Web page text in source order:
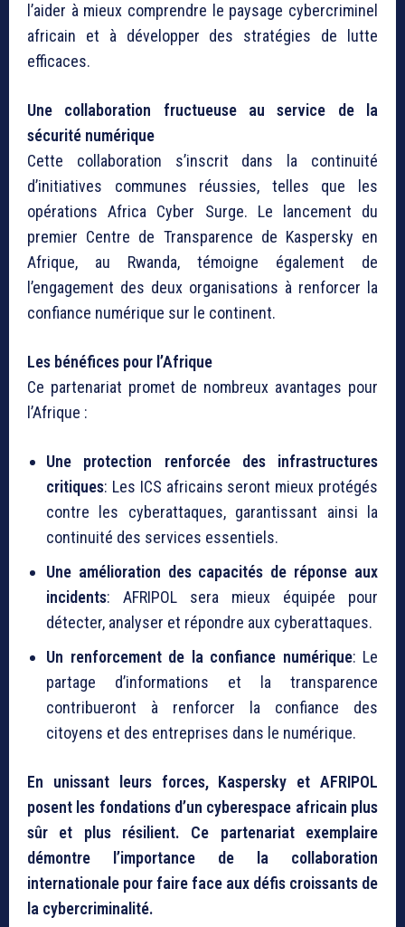
l’aider à mieux comprendre le paysage cybercriminel
africain et à développer des stratégies de lutte
efficaces.
Une collaboration fructueuse au service de la
sécurité numérique
Cette collaboration s’inscrit dans la continuité
d’initiatives communes réussies, telles que les
opérations Africa Cyber Surge. Le lancement du
premier Centre de Transparence de Kaspersky en
Afrique, au Rwanda, témoigne également de
l’engagement des deux organisations à renforcer la
confiance numérique sur le continent.
Les bénéfices pour l’Afrique
Ce partenariat promet de nombreux avantages pour
l’Afrique :
Une protection renforcée des infrastructures
critiques: Les ICS africains seront mieux protégés
contre les cyberattaques, garantissant ainsi la
continuité des services essentiels.
Une amélioration des capacités de réponse aux
incidents: AFRIPOL sera mieux équipée pour
détecter, analyser et répondre aux cyberattaques.
Un renforcement de la confiance numérique: Le
partage d’informations et la transparence
contribueront à renforcer la confiance des
citoyens et des entreprises dans le numérique.
En unissant leurs forces, Kaspersky et AFRIPOL
posent les fondations d’un cyberespace africain plus
sûr et plus résilient. Ce partenariat exemplaire
démontre l’importance de la collaboration
internationale pour faire face aux défis croissants de
la cybercriminalité.